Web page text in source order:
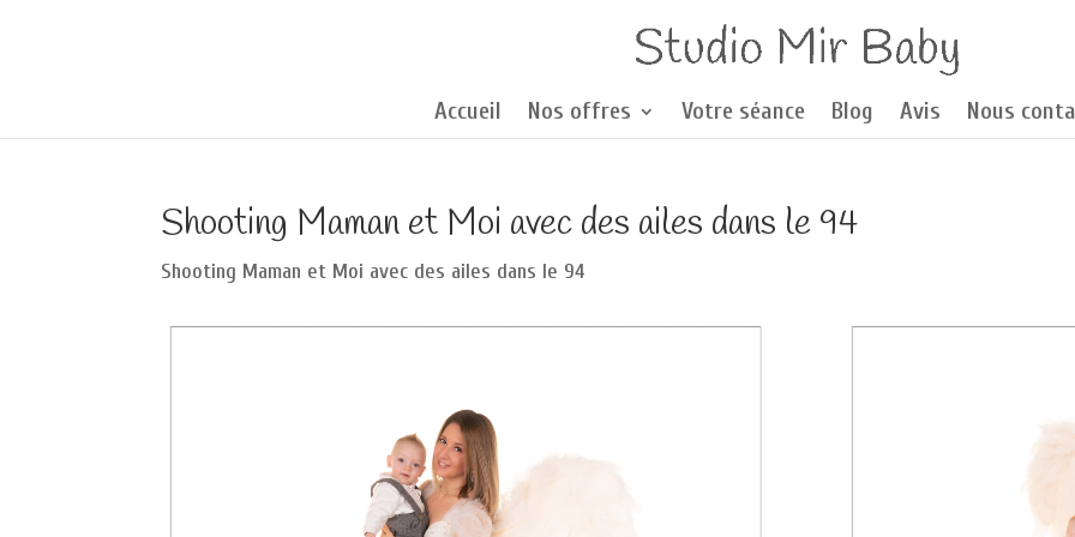
Accueil Nos offres Votre séance Blog Avis Nous
Shooting Maman et Moi avec des ailes dans le 94
Shooting Maman et Moi avec des ailes dans le 94